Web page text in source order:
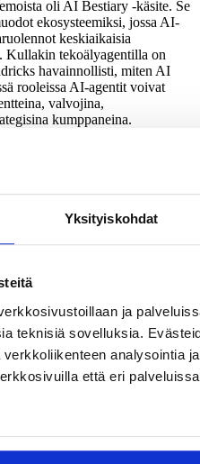
Yksityiskohdat
ja
teknisiä sovelluksia.
analysointia
että eri
oli AI Bestiary -käsite. Se
ekosysteemiksi, jossa AI-
keskiaikaisia
Kullakin tekoälyagentilla on
havainnollisti, miten AI
rooleissa AI-agentit voivat
valvojina,
kumppaneina.
kanssa voidaan rakentaa
tekoälysovellus voisi auttaa meitä
Katso enemmänAI Bestiary -
ennakointikäytännöt
organisaatiossa osaksi
trendien
ja ennakointitulosten
esiin nostamissa